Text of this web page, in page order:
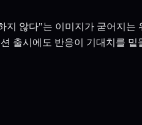
않다"는 이미지가 굳어지는
출시에도 반응이 기대치를 밑